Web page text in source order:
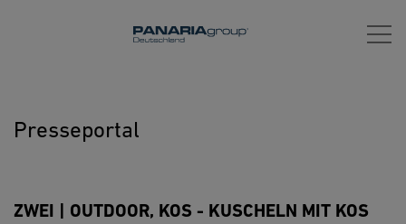
Presseportal
ZWEI | OUTDOOR, KOS - KUSCHELN MIT KOS